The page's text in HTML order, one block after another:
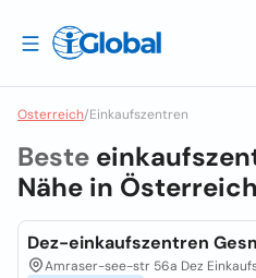
Osterreich/Einkaufszentren
Beste
Nähe in Österreich
Dez-einkaufszentren
Amraser-see-str 56a Dez